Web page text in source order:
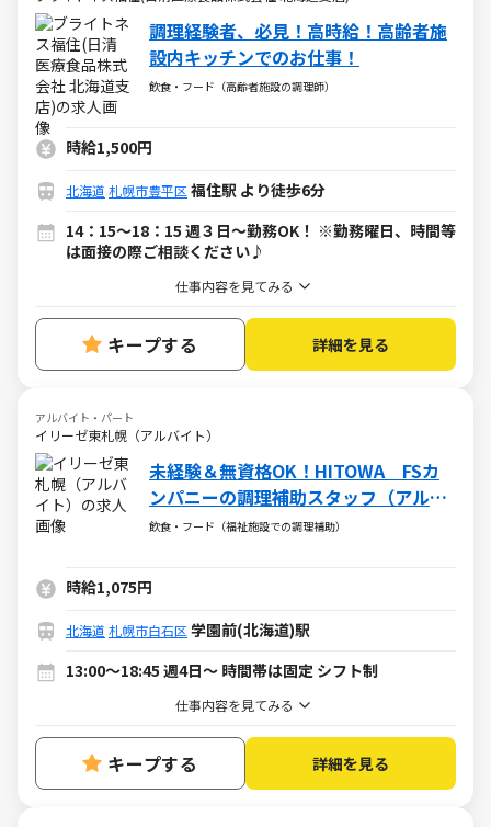
調理経験者、必見！高時給！高齢者施
設内キッチンでのお仕事！
飲食・フード（高齢者施設の調理師）
時給1,500円
北海道 札幌市豊平区 福住駅 より徒歩6分
14：15～18：15 週３日～勤務OK！ ※勤務曜日、時間等
は面接の際ご相談ください♪
仕事内容を見てみる
キープする 詳細を見る
アルバイト・パート
イリーゼ東札幌（アルバイト）
未経験＆無資格OK！HITOWA FSカ
ンパニーの調理補助スタッフ（アルバ
イト・パート）求人
飲食・フード（福祉施設での調理補助）
時給1,075円
北海道 札幌市白石区 学園前(北海道)駅
13:00～18:45 週4日～ 時間帯は固定 シフト制
仕事内容を見てみる
キープする 詳細を見る